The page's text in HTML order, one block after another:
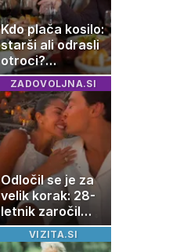
Kdo plača kosilo:
starši ali odrasli
otroci?
Razprava deli
družine po vsem
svetu
ZADOVOLJNA.SI
Odločil se je za
velik korak: 28-
letnik zaročil
dolgoletno
partnerko
VIZITA.SI